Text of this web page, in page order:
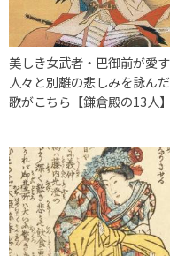
美しき女武者・巴御前が愛
人々と別離の悲しみを詠ん
歌がこちら【鎌倉殿の13人】